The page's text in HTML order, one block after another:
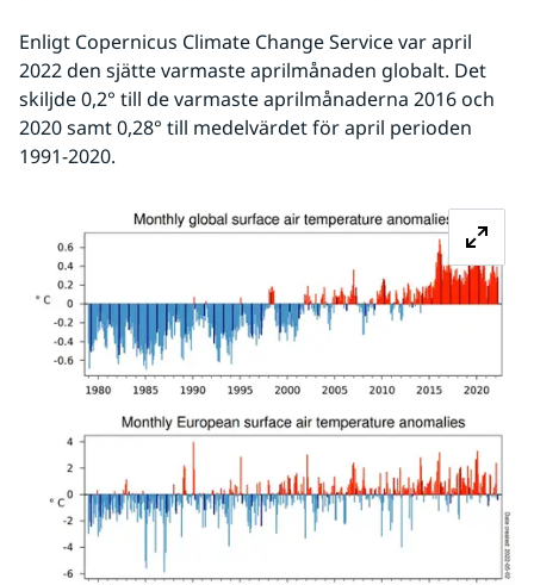
Enligt Copernicus Climate Change Service var april
2022 den sjätte varmaste aprilmånaden globalt. Det
skiljde 0,2° till de varmaste aprilmånaderna 2016 och
2020 samt 0,28° till medelvärdet för april perioden
1991-2020.